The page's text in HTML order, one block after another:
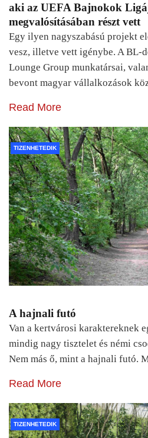
aki az UEFA Bajnokok
megvalósításában részt vett
Egy ilyen nagyszabású projekt
vesz, illetve vett igénybe. A BL-
Lounge Group munkatársai,
bevont magyar vállalkozások
Read More
TIZENHETEDIK
A hajnali futó
Van a kertvárosi karaktereknek
mindig nagy tisztelet és némi
Nem más ő, mint a hajnali futó.
Read More
TIZENHETEDIK